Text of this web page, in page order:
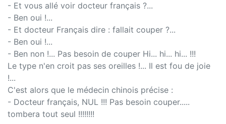
- Et vous allé voir docteur français ?...
- Ben oui !...
- Et docteur Français dire : fallait couper ?...
- Ben oui !...
- Ben non !... Pas besoin de couper Hi... hi... hi... !!!
Le type n'en croit pas ses oreilles !... Il est fou de joie
!...
C'est alors que le médecin chinois précise :
- Docteur français, NUL !!! Pas besoin couper.....
tombera tout seul !!!!!!!!